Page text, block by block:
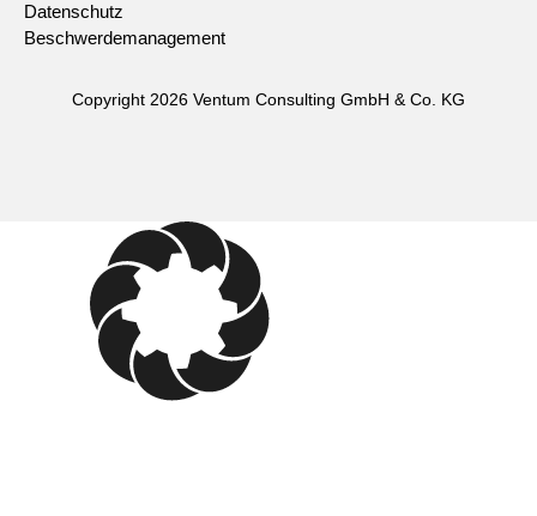
Datenschutz
Beschwerdemanagement
Copyright 2026 Ventum Consulting GmbH & Co. KG